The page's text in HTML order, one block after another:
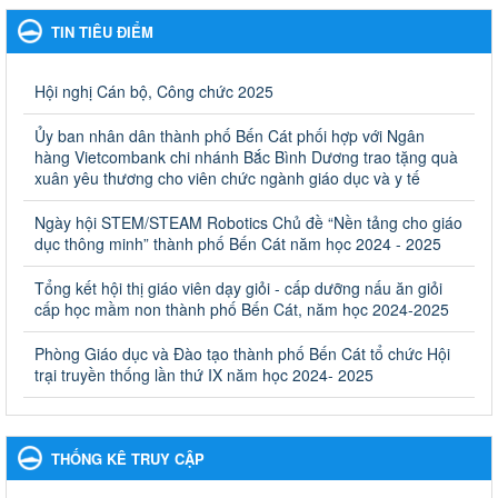
Giáo dục và Đào tạo thành phố Bến Cát
Kế hoạch Phổ biến, giáo dục pháp luật năm 2025 của ngành
Ngày ban hành: 28/02/2025
Quyết định công bố thủ tục hành chính bị bãi bỏ trong lĩnh
vực giáo dục đào tạo thuộc hệ giáo dục quốc dân và cơ sở
giáo dục khác thuộc thẩm quyền giải quyết của Sở Giáo dục
và Đào tạo, Ủy ban nhân dân cấp huyện
Quyết định công bố thủ tục hành chính bị bãi bỏ trong lĩnh vực
giáo dục đào tạo thuộc hệ giáo dục quốc dân và cơ sở giáo dục
khác thuộc thẩm quyền giải quyết của Sở Giáo dục và Đào tạo,
Ủy ban nhân dân cấp huyện
Ngày ban hành: 30/09/2024
Hướng dẫn thực hiện nhiệm vụ giáo dục tiểu học năm học
2024-2025
Hướng dẫn thực hiện nhiệm vụ giáo dục tiểu học năm học 2024-
2025
Ngày ban hành: 26/09/2024
TIN TIÊU ĐIỂM
Hội nghị Cán bộ, Công chức 2025
Ủy ban nhân dân thành phố Bến Cát phối hợp với Ngân
hàng Vietcombank chi nhánh Bắc Bình Dương trao tặng quà
xuân yêu thương cho viên chức ngành giáo dục và y tế
Ngày hội STEM/STEAM Robotics Chủ đề “Nền tảng cho giáo
dục thông minh” thành phố Bến Cát năm học 2024 - 2025
Tổng kết hội thị giáo viên dạy giỏi - cấp dưỡng nấu ăn giỏi
cấp học mầm non thành phố Bến Cát, năm học 2024-2025
Phòng Giáo dục và Đào tạo thành phố Bến Cát tổ chức Hội
trại truyền thống lần thứ IX năm học 2024- 2025
THỐNG KÊ TRUY CẬP